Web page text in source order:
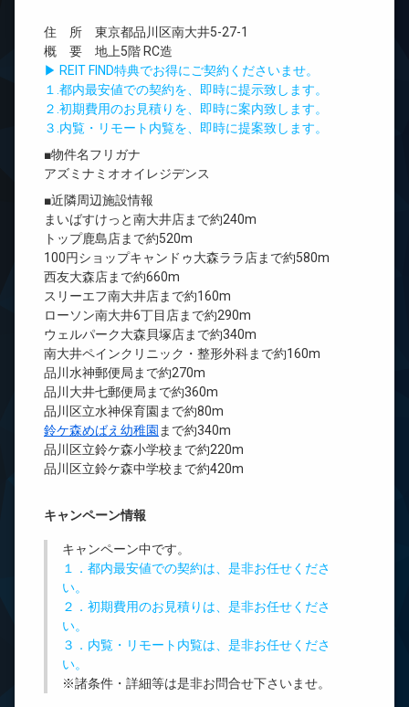
住 所 東京都品川区南大井5-27-1
概 要 地上5階 RC造
▶ REIT FIND特典でお得にご契約くださいませ。
１.都内最安値での契約を、即時に提示致します。
２.初期費用のお見積りを、即時に案内致します。
３.内覧・リモート内覧を、即時に提案致します。
■物件名フリガナ
アズミナミオオイレジデンス
■近隣周辺施設情報
まいばすけっと南大井店まで約240m
トップ鹿島店まで約520m
100円ショップキャンドゥ大森ララ店まで約580m
西友大森店まで約660m
スリーエフ南大井店まで約160m
ローソン南大井6丁目店まで約290m
ウェルパーク大森貝塚店まで約340m
南大井ペインクリニック・整形外科まで約160m
品川水神郵便局まで約270m
品川大井七郵便局まで約360m
品川区立水神保育園まで約80m
鈴ケ森めばえ幼稚園 まで約340m
品川区立鈴ケ森小学校まで約220m
品川区立鈴ケ森中学校まで約420m
キャンペーン情報
キャンペーン中です。
１．都内最安値での契約は、是非お任せくださ
い。
２．初期費用のお見積りは、是非お任せくださ
い。
３．内覧・リモート内覧は、是非お任せくださ
い。
※諸条件・詳細等は是非お問合せ下さいませ。